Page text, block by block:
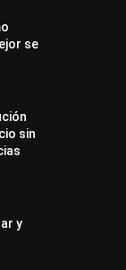
se
sin
y